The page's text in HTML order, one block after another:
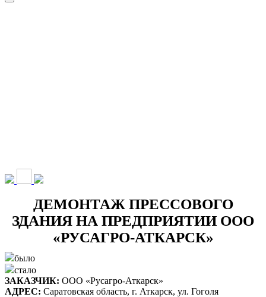
ДЕМОНТАЖ ПРЕССОВОГО
ЗДАНИЯ НА ПРЕДПРИЯТИИ ООО
«РУСАГРО-АТКАРСК»
было
стало
ЗАКАЗЧИК: ООО «Русагро-Аткарск»
АДРЕС: Саратовская область, г. Аткарск, ул. Гоголя